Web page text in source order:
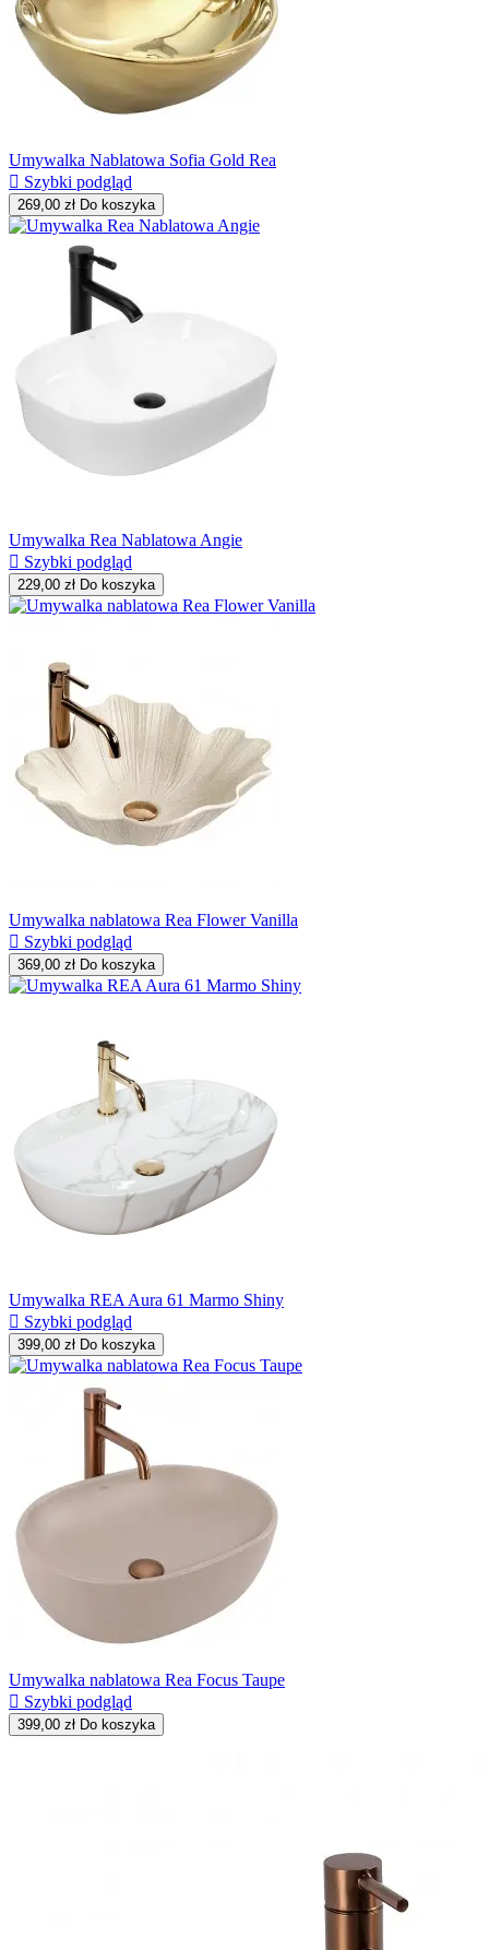
Umywalka Nablatowa Sofia Gold Rea
 Szybki podgląd
269,00 zł Do koszyka
Umywalka Rea Nablatowa Angie
 Szybki podgląd
229,00 zł Do koszyka
Umywalka nablatowa Rea Flower Vanilla
 Szybki podgląd
369,00 zł Do koszyka
Umywalka REA Aura 61 Marmo Shiny
 Szybki podgląd
399,00 zł Do koszyka
Umywalka nablatowa Rea Focus Taupe
 Szybki podgląd
399,00 zł Do koszyka